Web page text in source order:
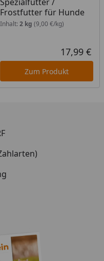
Zustellversuch
ist für dieses
Preis
Frostfutter für Hunde
Inhalt: 2 kg (9,00 €/kg)
17,99 €
Zum Produkt